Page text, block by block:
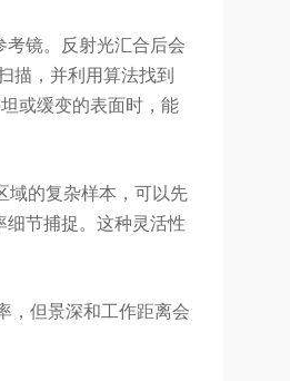
镜。反射光汇合后会
描，并利用算法找到
或缓变的表面时，能
域的复杂样本，可以先
节捕捉。这种灵活性
，但景深和工作距离会